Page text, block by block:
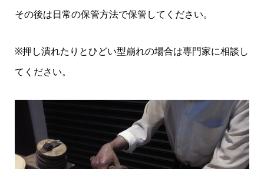
その後は日常の保管方法で保管してください。
※押し潰れたりとひどい型崩れの場合は専門家に相談し
てください。